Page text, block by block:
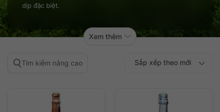
dịp đặc biệt.
Xem thêm
Tìm kiếm nâng cao Sắp xếp theo
độ phổ biến
Sắp xếp theo mới
thấp đến cao
cao đến thấp